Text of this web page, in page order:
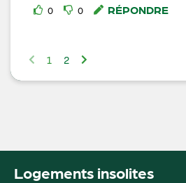
0 0 RÉPONDRE
1 2
Logements insolites